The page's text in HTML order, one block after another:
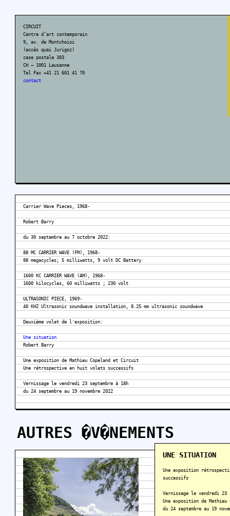
CIRCUIT
Centre d’art contemporain
9, av. de Montchoisi
(accès quai Jurigoz)
case postale 303
CH – 1001 Lausanne
Tel Fax +41 21 601 41 70
contact
Carrier Wave Pieces, 1968-
Robert Barry
du 30 septembre au 7 octobre 2022:
88 MC CARRIER WAVE (FM), 1968-
88 megacycles; 5 milliwatts, 9 volt DC Battery
1600 KC CARRIER WAVE (AM), 1968-
1600 kilocycles, 60 milliwatts ; 230 volt
ULTRASONIC PIECE, 1969-
40 KHZ Ultrasonic soundwave installation, 8.25 mm ultrasonic soundwave
Deuxième volet de l'exposition:
Une situation
Robert Barry
Une exposition de Mathieu Copeland et Circuit
Une rétrospective en huit volets successifs
Vernissage le vendredi 23 septembre à 18h
du 24 septembre au 19 novembre 2022
AUTRES �V�NEMENTS
UNE SITUATION
Une exposition
successifs
Vernissage le vendredi 23
Une exposition de
du 24 septembre au 19